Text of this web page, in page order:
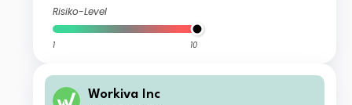
Risiko-Level
1 10
Workiva Inc